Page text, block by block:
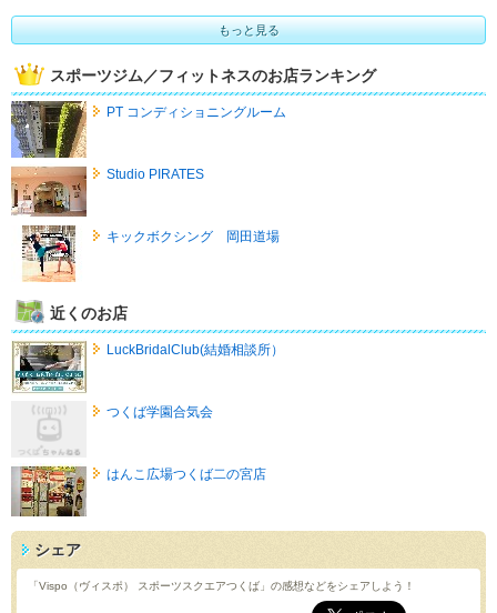
もっと見る
スポーツジム／フィットネスのお店ランキング
PT コンディショニングルーム
Studio PIRATES
キックボクシング 岡田道場
近くのお店
LuckBridalClub(結婚相談所）
つくば学園合気会
はんこ広場つくば二の宮店
シェア
「Vispo（ヴィスポ） スポーツスクエアつくば」の感想などをシェアしよう！